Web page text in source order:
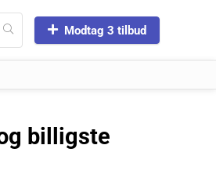
Modtag 3 tilbud
billigste